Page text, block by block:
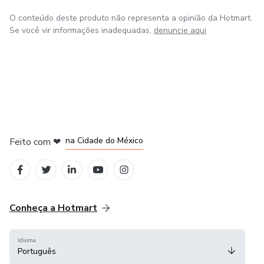
faça a diferença no seu marketing digital agora mesmo!
O conteúdo deste produto não representa a opinião da Hotmart.
Se você vir informações inadequadas, denuncie aqui
Feito com ❤ na Cidade do México
Conheça a Hotmart
Idioma
Português